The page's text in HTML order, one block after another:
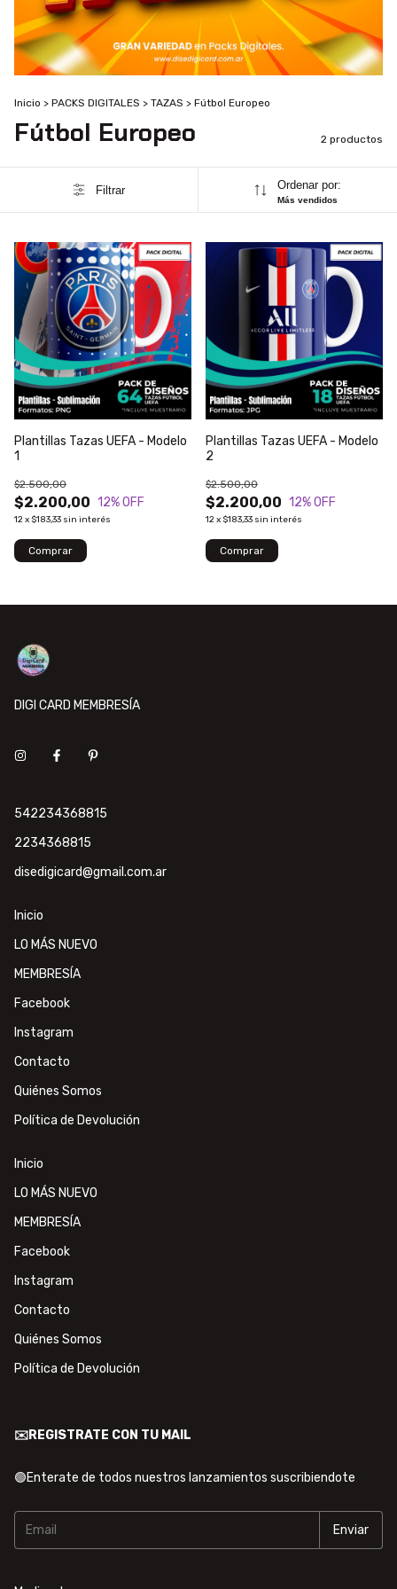
Inicio > PACKS DIGITALES > TAZAS > Fútbol Europeo
Fútbol Europeo 2 productos
Filtrar Ordenar por:
Más vendidos
Plantillas Tazas UEFA - Modelo
1
$2.200,00
$2.500,00
12% OFF
12x $183,33 sin interés
Plantillas Tazas UEFA - Modelo
2
$2.200,00
$2.500,00
12% OFF
12x $183,33 sin interés
DIGI CARD MEMBRESÍA
542234368815
2234368815
disedigicard@gmail.com.ar
Inicio
LO MÁS NUEVO
MEMBRESÍA
Facebook
Instagram
Contacto
Quiénes Somos
Política de Devolución
Inicio
LO MÁS NUEVO
MEMBRESÍA
Facebook
Instagram
Contacto
Quiénes Somos
Política de Devolución
✉️REGISTRATE CON TU MAIL
🟢Enterate de todos nuestros lanzamientos suscribiendote